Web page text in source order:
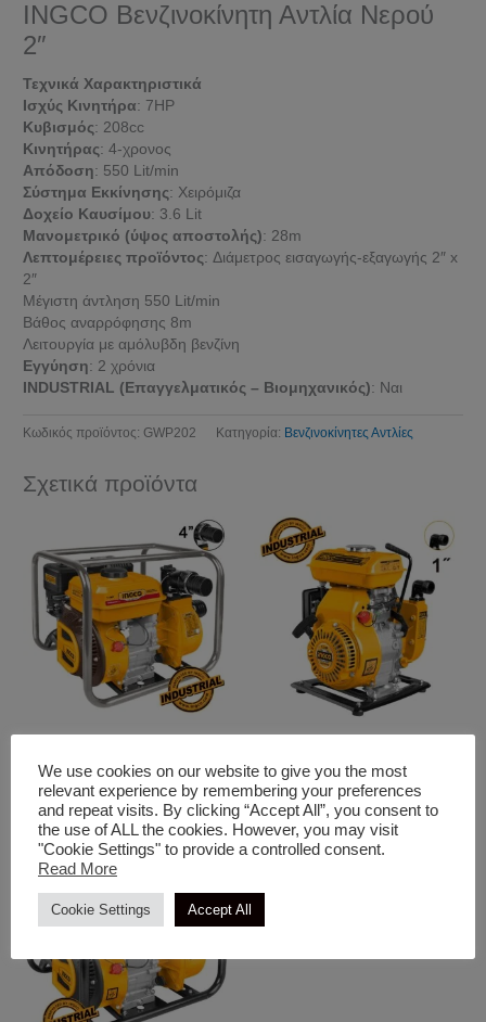
INGCO Βενζινοκίνητη Αντλία Νερού
2″
Τεχνικά Χαρακτηριστικά
Ισχύς Κινητήρα: 7ΗΡ
Κυβισμός: 208cc
Κινητήρας: 4-χρονος
Απόδοση: 550 Lit/min
Σύστημα Εκκίνησης: Χειρόμιζα
Δοχείο Καυσίμου: 3.6 Lit
Μανομετρικό (ύψος αποστολής): 28m
Λεπτομέρειες προϊόντος: Διάμετρος εισαγωγής-εξαγωγής 2″ x
2″
Μέγιστη άντληση 550 Lit/min
Βάθος αναρρόφησης 8m
Λειτουργία με αμόλυβδη βενζίνη
Εγγύηση: 2 χρόνια
INDUSTRIAL (Επαγγελματικός – Βιομηχανικός): Ναι
Κωδικός προϊόντος: GWP202 Κατηγορία: Βενζινοκίνητες Αντλίες
Σχετικά προϊόντα
INGCO Βενζινοκίνητη Αντλία
Νερού 4″
INGCO Βενζινοκίνητη Αντλία
Νερού 1″
We use cookies on our website to give you the most
relevant experience by remembering your preferences
and repeat visits. By clicking “Accept All”, you consent to
the use of ALL the cookies. However, you may visit
"Cookie Settings" to provide a controlled consent.
Read More
Cookie Settings Accept All